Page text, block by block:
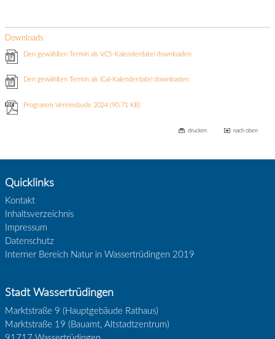
Downloads
Den gewählten Termin als VCS-Kalenderdatei downloaden
Den gewählten Termin als iCal-Kalenderdatei downloaden
Programm Vereinsbude 2024(90.71 KB)
drucken nach oben
Quicklinks
Kontakt
Inhaltsverzeichnis
Impressum
Datenschutz
Interner Bereich Natur in Wassertrüdingen 2019
Stadt Wassertrüdingen
Marktstraße 9 (Hauptgebäude Rathaus)
Marktstraße 19 (Bauamt, Altstadtzentrum)